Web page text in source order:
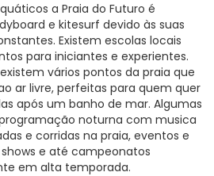
a Praia do Futuro é
e kitesurf devido às suas
Existem escolas locais
para iniciantes e experientes.
vários pontos da praia que
ar livre, perfeitas para quem quer
após um banho de mar. Algumas
noturna com musica
e corridas na praia, eventos e
e até campeonatos
em alta temporada.